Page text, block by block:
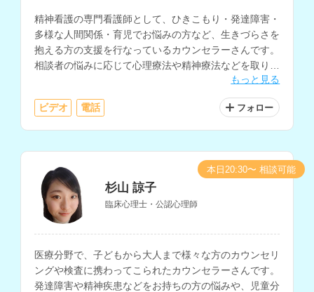
精神看護の専門看護師として、ひきこもり・発達障害・
多様な人間関係・育児でお悩みの方など、生きづらさを
抱える方の支援を行なっているカウンセラーさんです。
相談者の悩みに応じて心理療法や精神療法などを取り入
れ、相談に乗っていただけます。看護師や医療従事者へ
もっと見る
ビデオ 電話 フォロー
杉山 諒子
臨床心理士・公認心理師
医療分野で、子どもから大人まで様々な方のカウンセリ
ングや検査に携わってこられたカウンセラーさんです。
発達障害や精神疾患などをお持ちの方の悩みや、児童分
本日20:30〜 相談可能